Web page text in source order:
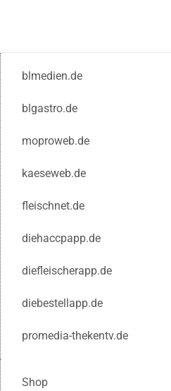
blmedien.de
blgastro.de
moproweb.de
kaeseweb.de
fleischnet.de
diehaccpapp.de
diefleischerapp.de
diebestellapp.de
promedia-thekentv.de
Shop